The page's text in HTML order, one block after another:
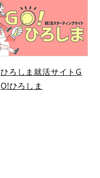
ひろしま就活サイトG
O!ひろしま